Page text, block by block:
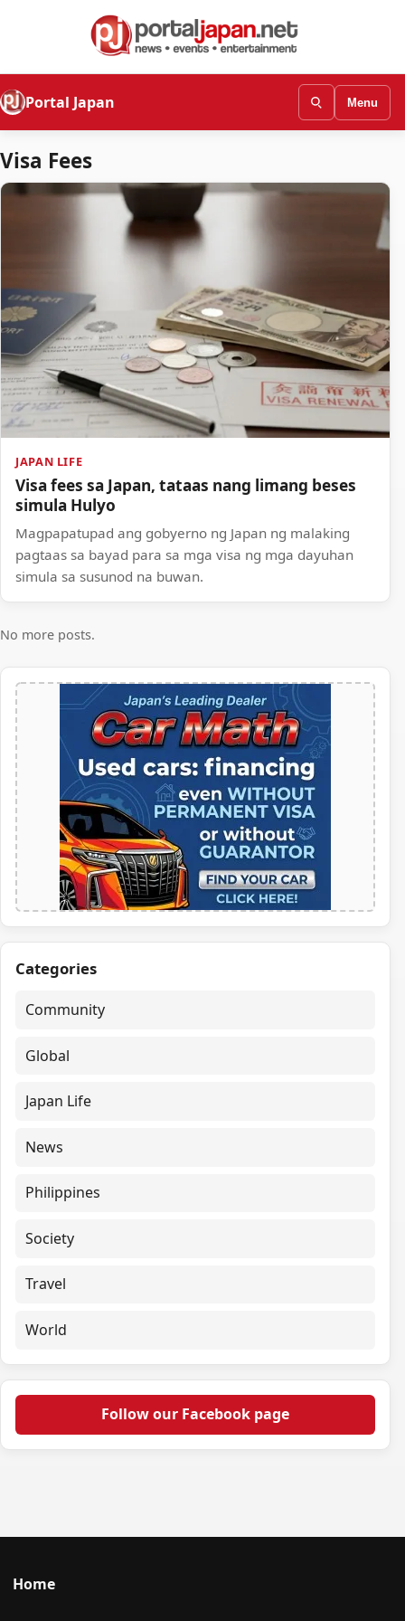
Portal Japan Menu
Visa Fees
JAPAN LIFE
Visa fees sa Japan, tataas nang limang beses
simula Hulyo
Magpapatupad ang gobyerno ng Japan ng malaking
pagtaas sa bayad para sa mga visa ng mga dayuhan
simula sa susunod na buwan.
No more posts.
Categories
Community
Global
Japan Life
News
Philippines
Society
Travel
World
Follow our Facebook page
Home